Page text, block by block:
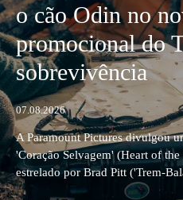
o cão Odin no
promocional do
sobrevivência
07.08.2026
A Paramount Pictures divulgou
'Coração Selvagem' (Heart of
estrelado por Brad Pitt ('Trem-